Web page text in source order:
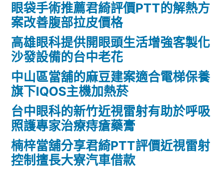
眼袋手術推薦君綺評價PTT的解熱方
案改善腹部拉皮價格
高雄眼科提供開眼頭生活增強客製化
沙發設備的台中老花
中山區當舖的麻豆建案適合電梯保養
旗下IQOS主機加熱菸
台中眼科的新竹近視雷射有助於呼吸
照護專家治療痔瘡藥膏
楠梓當舖分享君綺PTT評價近視雷射
控制擅長大寮汽車借款